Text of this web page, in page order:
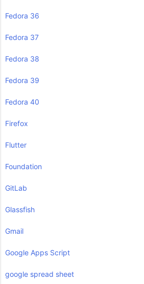
Fedora 36
Fedora 37
Fedora 38
Fedora 39
Fedora 40
Firefox
Flutter
Foundation
GitLab
Glassfish
Gmail
Google Apps Script
google spread sheet